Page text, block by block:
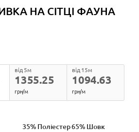
НА СІТЦІ ФАУНА
1355.25
від 5м
грн/м
1094.63
від 15м
грн/м
35% Поліестер 65% Шовк